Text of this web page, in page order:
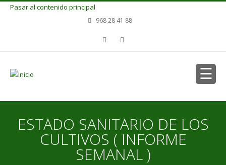
Pasar al contenido principal
968 28 41 88
ESTADO SANITARIO DE LOS
CULTIVOS ( INFORME
SEMANAL )